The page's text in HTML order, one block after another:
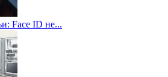
Face ID не...